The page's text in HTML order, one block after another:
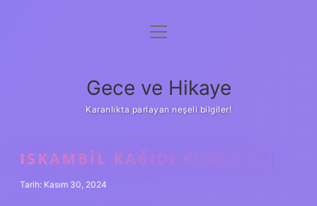
Anasayfa
Yasal Uyarı
menüyü
Gece ve Hikaye
Karanlıkta parlayan neşeli bilgiler!
ISKAMBIL KAĞIDI KUMAR MI
Tarih: Kasım 30, 2024